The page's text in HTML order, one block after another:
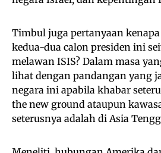
Timbul juga pertanyaan kenapa
kedua-dua calon presiden ini
melawan ISIS? Dalam masa
lihat dengan pandangan yang
negara ini apabila khabar
the new ground ataupun
seterusnya adalah di Asia